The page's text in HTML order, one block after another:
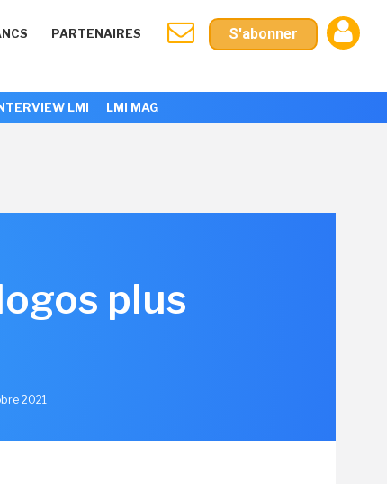
PARTENAIRES S'abonner
LMI LMI MAG
plus
2021